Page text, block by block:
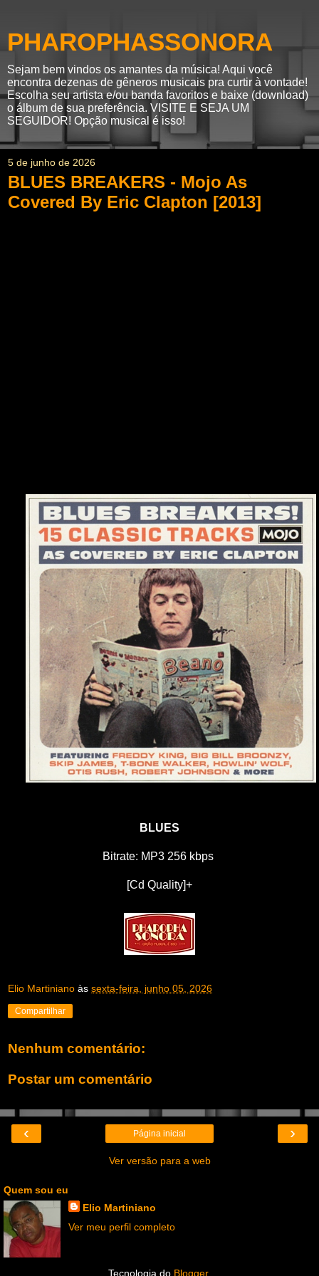
PHAROPHASSONORA
Sejam bem vindos os amantes da música! Aqui você
encontra dezenas de gêneros musicais pra curtir à vontade!
Escolha seu artista e/ou banda favoritos e baixe (download)
o álbum de sua preferência. VISITE E SEJA UM
SEGUIDOR! Opção musical é isso!
5 de junho de 2026
BLUES BREAKERS - Mojo As
Covered By Eric Clapton [2013]
BLUES
Bitrate: MP3 256 kbps
[Cd Quality]+
Elio Martiniano às sexta-feira, junho 05, 2026
Compartilhar
Nenhum comentário:
Postar um comentário
‹ ›
Página inicial
Ver versão para a web
Quem sou eu
Elio Martiniano
Ver meu perfil completo
Tecnologia do Blogger.